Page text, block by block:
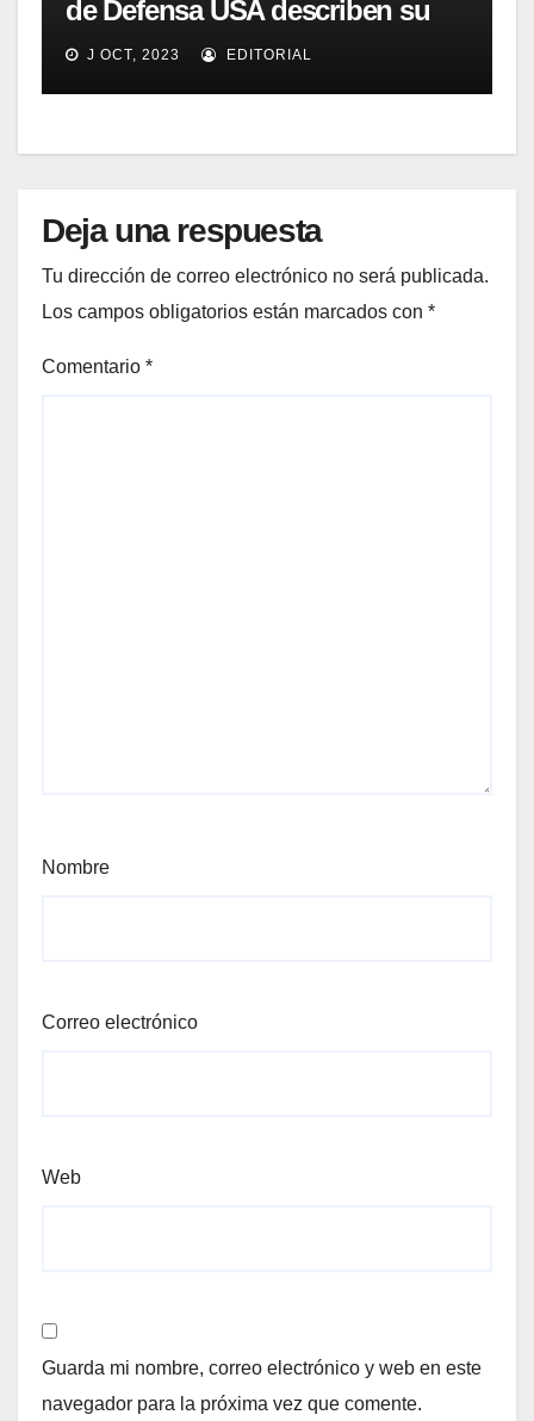
de Defensa USA describen su
implementación SOA
J OCT, 2023 EDITORIAL
Deja una respuesta
Tu dirección de correo electrónico no será publicada.
Los campos obligatorios están marcados con *
Comentario *
Nombre
Correo electrónico
Web
Guarda mi nombre, correo electrónico y web en este
navegador para la próxima vez que comente.